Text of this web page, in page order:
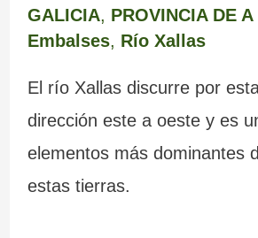
GALICIA, PROVINCIA DE
Embalses, Río Xallas
El río Xallas discurre por
dirección este a oeste y es
elementos más dominantes
estas tierras.